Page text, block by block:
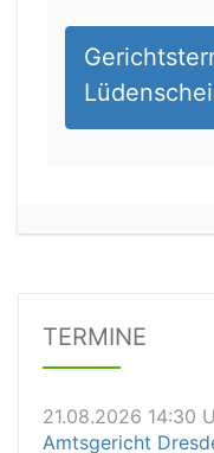
TERMINE
Arbeitsgericht
21.08.2026 14:30
Amtsgericht
Dauer: 10 Minuten